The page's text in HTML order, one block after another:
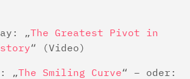
„The Greatest Pivot in
“ (Video)
„The Smiling Curve“ – oder: